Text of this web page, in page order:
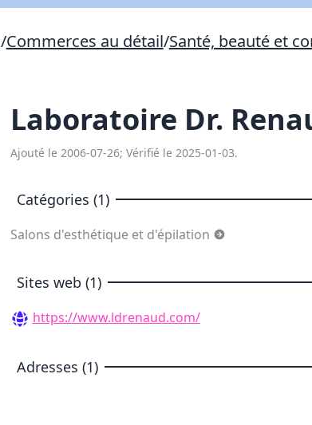
/Commerces au détail/Santé, beauté et
Laboratoire Dr.
Ajouté le 2006-07-26; Vérifié le 2025-01-03.
Catégories (1)
Salons d'esthétique et d'épilation
Sites web (1)
https://www.ldrenaud.com/
Adresses (1)